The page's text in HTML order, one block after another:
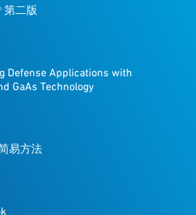
第二版
Defense Applications with
GaAs Technology
易方法